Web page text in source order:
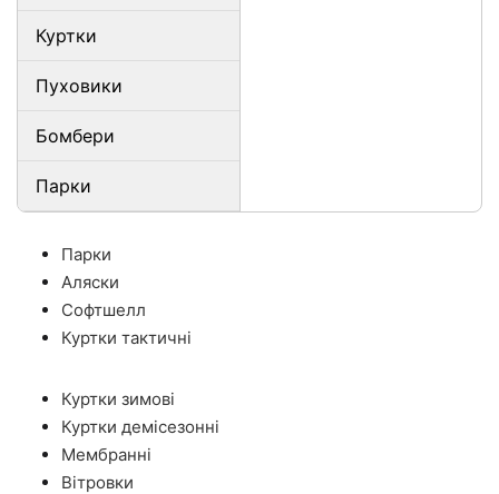
Куртки
Пуховики
Бомбери
Парки
Парки
Аляски
Софтшелл
Куртки тактичні
Куртки зимові
Куртки демісезонні
Мембранні
Вітровки